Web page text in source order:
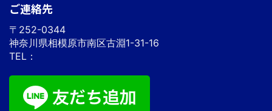
ご連絡先
〒252-0344
神奈川県相模原市南区古淵1-31-16
TEL：